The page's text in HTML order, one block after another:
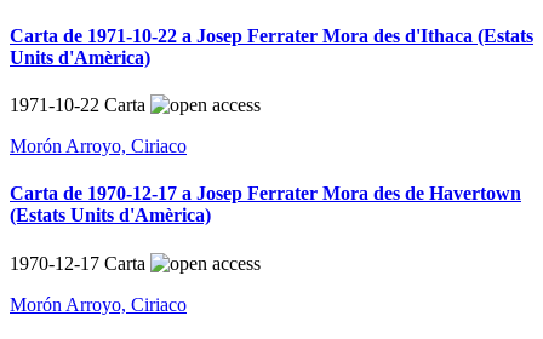
Carta de 1971-10-22 a Josep Ferrater Mora des d'Ithaca (Estats
Units d'Amèrica)
1971-10-22 Carta
Morón Arroyo, Ciriaco
Carta de 1970-12-17 a Josep Ferrater Mora des de Havertown
(Estats Units d'Amèrica)
1970-12-17 Carta
Morón Arroyo, Ciriaco